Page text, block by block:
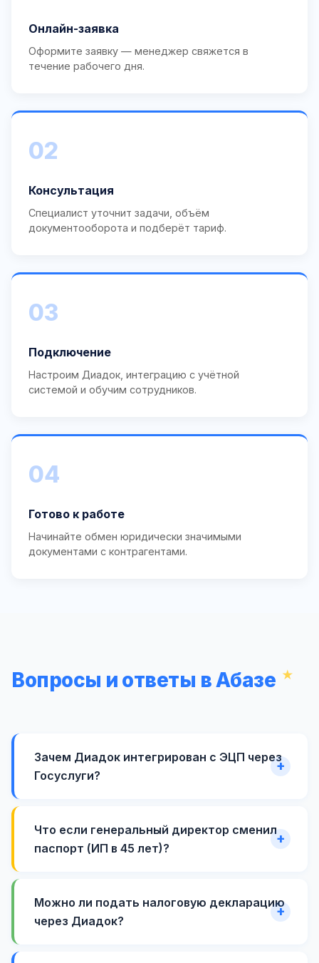
Онлайн-заявка
Оформите заявку — менеджер свяжется в
течение рабочего дня.
02
Консультация
Специалист уточнит задачи, объём
документооборота и подберёт тариф.
03
Подключение
Настроим Диадок, интеграцию с учётной
системой и обучим сотрудников.
04
Готово к работе
Начинайте обмен юридически значимыми
документами с контрагентами.
Вопросы и ответы в Абазе
Зачем Диадок интегрирован с ЭЦП через
Госуслуги?
Что если генеральный директор сменил
паспорт (ИП в 45 лет)?
Можно ли подать налоговую декларацию
через Диадок?